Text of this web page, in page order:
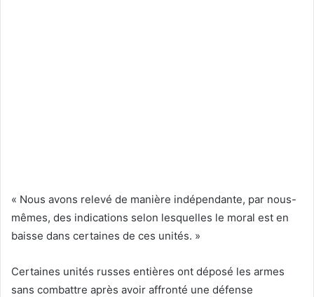
« Nous avons relevé de manière indépendante, par nous-
mêmes, des indications selon lesquelles le moral est en
baisse dans certaines de ces unités. »
Certaines unités russes entières ont déposé les armes
sans combattre après avoir affronté une défense